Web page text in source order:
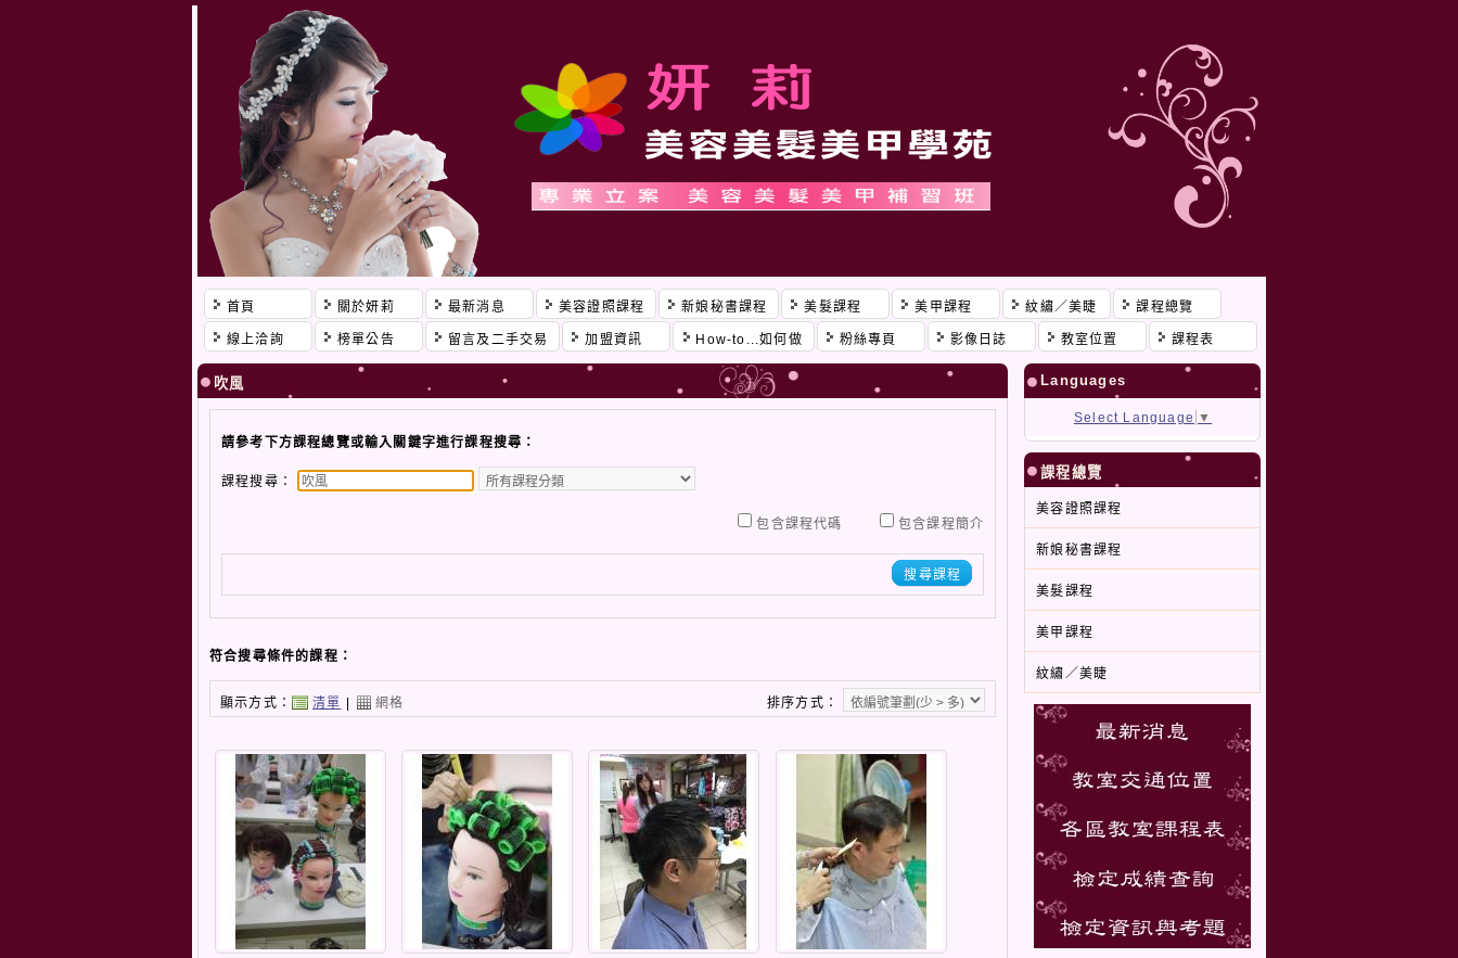
首頁 關於妍莉 最新消息 美容證照課程 新娘秘書課程 美髮課程 美甲課程 紋繡／美睫 課程總覽
線上洽詢 榜單公告 留言及二手交易 加盟資訊 How-to...如何做 粉絲專頁 影像日誌 教室位置 課程表
Languages
Select Language ▼
課程總覽
美容證照課程
新娘秘書課程
美髮課程
美甲課程
紋繡／美睫
吹風
請參考下方課程總覽或輸入關鍵字進行課程搜尋：
課程搜尋：
包含課程代碼 包含課程簡介
搜尋課程
符合搜尋條件的課程：
顯示方式： 清單 | 網格 排序方式：